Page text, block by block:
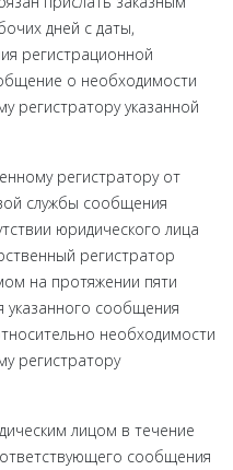
дней с даты,
регистрационной
о необходимости
регистратору указанной
регистратору от
службы сообщения
юридического лица
регистратор
на протяжении пяти
указанного сообщения
необходимости
регистратору
лицом в течение
сообщения